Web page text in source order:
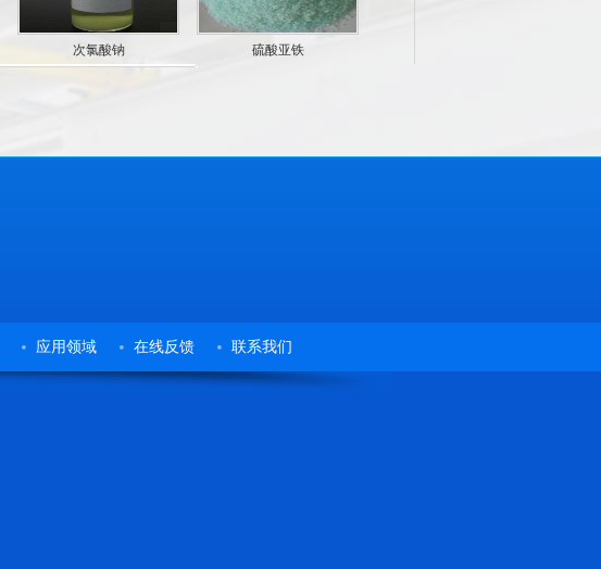
次氯酸钠 硫酸亚铁
应用领域 在线反馈 联系我们